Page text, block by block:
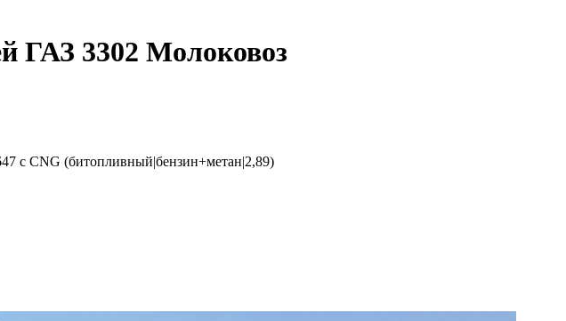
ГАЗ 3302 Молоковоз
с CNG (битопливный|бензин+метан|2,89)